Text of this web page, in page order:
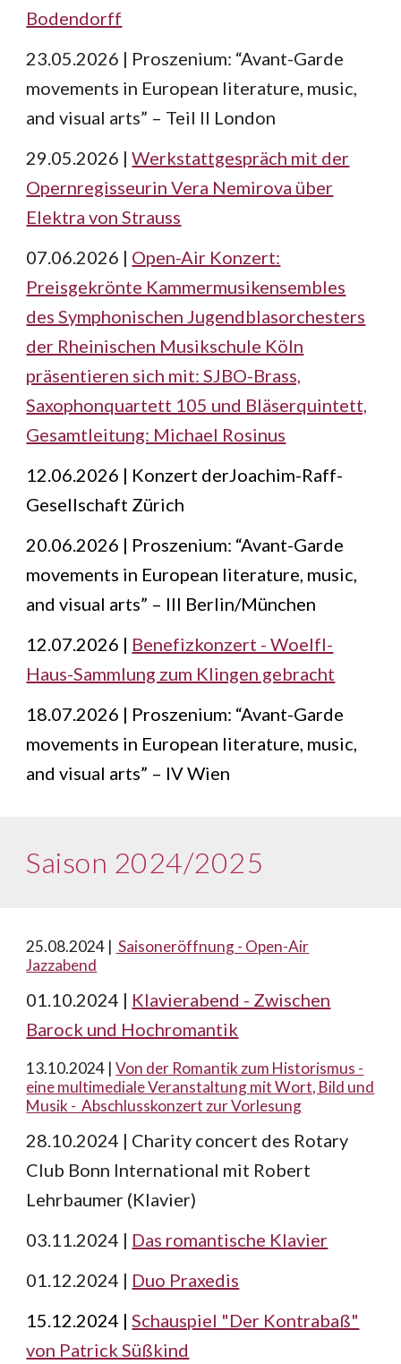
Bodendorff
23.05.2026 | Proszenium: “Avant-Garde
movements in European literature, music,
and visual arts” – Teil II London
29.05.2026 |Werkstattgespräch mit der
Opernregisseurin Vera Nemirova über
Elektra von Strauss
07.06.2026 | Open-Air Konzert:
Preisgekrönte Kammermusikensembles
des Symphonischen Jugendblasorchesters
der Rheinischen Musikschule Köln
präsentieren sich mit: SJBO-Brass,
Saxophonquartett 105 und Bläserquintett,
Gesamtleitung: Michael Rosinus
12.06.2026 | Konzert derJoachim-Raff-
Gesellschaft Zürich
20.06.2026 | Proszenium: “Avant-Garde
movements in European literature, music,
and visual arts” – III Berlin/München
12.07.2026 | Benefizkonzert - Woelfl-
Haus-Sammlung zum Klingen gebracht
18.07.2026 | Proszenium: “Avant-Garde
movements in European literature, music,
and visual arts” – IV Wien
Saison 2024/2025
25.08.2024 | Saisoneröffnung - Open-Air
Jazzabend
01.10.2024 | Klavierabend - Zwischen
Barock und Hochromantik
13.10.2024 |Von der Romantik zum Historismus -
eine multimediale Veranstaltung mit Wort, Bild und
Musik - Abschlusskonzert zur Vorlesung
28.10.2024 | Charity concert des Rotary
Club Bonn International mit Robert
Lehrbaumer (Klavier)
03.11.2024 | Das romantische Klavier
01.12.2024 | Duo Praxedis
15.12.2024 |Schauspiel "Der Kontrabaß"
von Patrick Süßkind